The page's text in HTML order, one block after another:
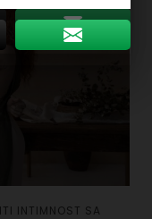
INTIMNOST SA